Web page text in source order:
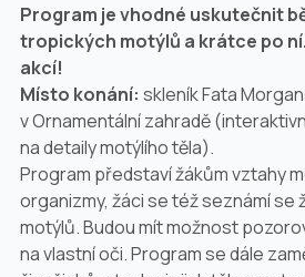
Program je vhodné uskutečnit
tropických motýlů a krátce po ní
akcí!
Místo konání: skleník Fata
v Ornamentální zahradě
na detaily motýlího těla).
Program představí žákům vztahy
organizmy, žáci se též seznámí se
motýlů. Budou mít možnost
na vlastní oči. Program se dále